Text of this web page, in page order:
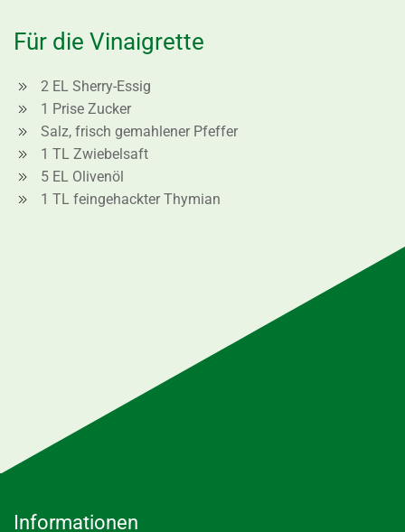
Für die Vinaigrette
2 EL Sherry-Essig
1 Prise Zucker
Salz, frisch gemahlener Pfeffer
1 TL Zwiebelsaft
5 EL Olivenöl
1 TL feingehackter Thymian
Informationen